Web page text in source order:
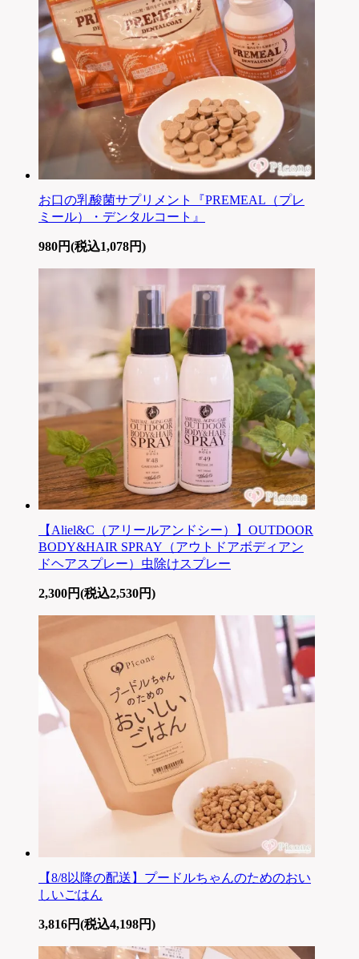
お口の乳酸菌サプリメント『PREMEAL（プレ
ミール）・デンタルコート』
980円(税込1,078円)
【Aliel&C（アリールアンドシー）】OUTDOOR
BODY&HAIR SPRAY（アウトドアボディアン
ドヘアスプレー）虫除けスプレー
2,300円(税込2,530円)
【8/8以降の配送】プードルちゃんのためのおい
しいごはん
3,816円(税込4,198円)